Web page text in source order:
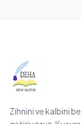
Zihnini ve kalbini